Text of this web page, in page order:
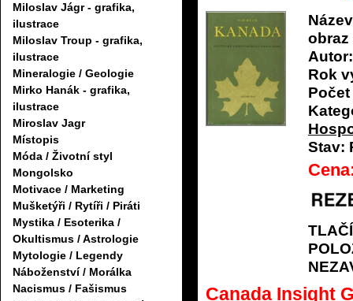
Miloslav Jágr - grafika,
ilustrace
Miloslav Troup - grafika,
ilustrace
Mineralogie / Geologie
Mirko Hanák - grafika,
ilustrace
Miroslav Jagr
Místopis
Móda / Životní styl
Mongolsko
Motivace / Marketing
Mušketýři / Rytíři / Piráti
Mystika / Esoterika /
Okultismus / Astrologie
Mytologie / Legendy
Náboženství / Morálka
Nacismus / Fašismus
obraz
Autor:
Rok
Stav:
Canada Insight